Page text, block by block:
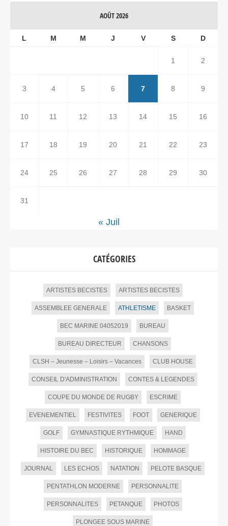
AOÛT 2026
L M M J V S D
1 2
3 4 5 6 7 8 9
10 11 12 13 14 15 16
17 18 19 20 21 22 23
24 25 26 27 28 29 30
31
« Juil
CATÉGORIES
ARTISTES BECISTES ARTISTES BECISTES
ASSEMBLEE GENERALE ATHLETISME BASKET
BEC MARINE 04052019 BUREAU
BUREAU DIRECTEUR CHANSONS
CLSH – Jeunesse – Loisirs – Vacances CLUB HOUSE
CONSEIL D'ADMINISTRATION CONTES & LEGENDES
COUPE DU MONDE DE RUGBY ESCRIME
EVENEMENTIEL FESTIVITES FOOT GENERIQUE
GOLF GYMNASTIQUE RYTHMIQUE HAND
HISTOIRE DU BEC HISTORIQUE HOMMAGE
JOURNAL LES ECHOS NATATION PELOTE BASQUE
PENTATHLON MODERNE PERSONNALITE
PERSONNALITES PETANQUE PHOTOS
PLONGEE SOUS MARINE